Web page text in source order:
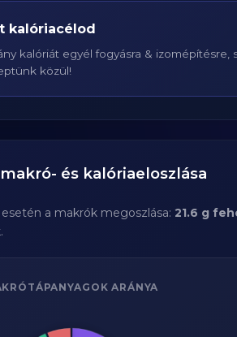
kalóriacélod
kalóriát egyél fogyásra &
közül!
makró- és kalóriaeloszlása
esetén a makrók megoszlása: 21.6 g
ARÁNYA